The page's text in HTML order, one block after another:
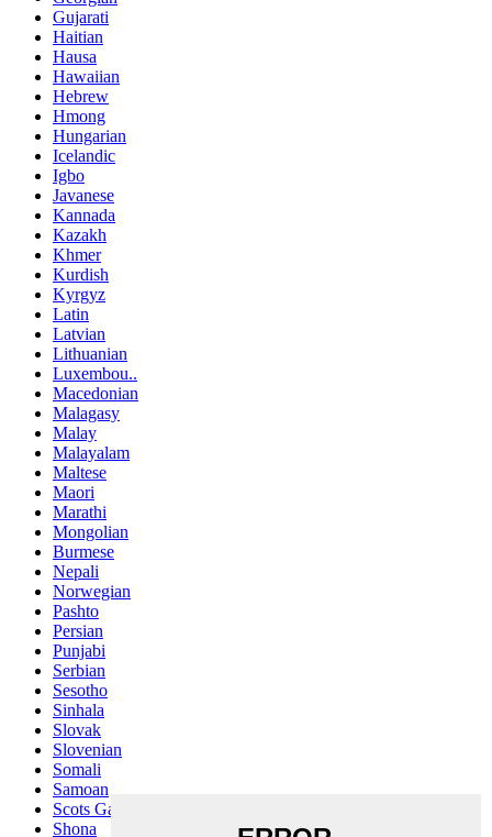
Gujarati
Haitian
Hausa
Hawaiian
Hebrew
Hmong
Hungarian
Icelandic
Igbo
Javanese
Kannada
Kazakh
Khmer
Kurdish
Kyrgyz
Latin
Latvian
Lithuanian
Luxembou..
Macedonian
Malagasy
Malay
Malayalam
Maltese
Maori
Marathi
Mongolian
Burmese
Nepali
Norwegian
Pashto
Persian
Punjabi
Serbian
Sesotho
Sinhala
Slovak
Slovenian
Somali
Samoan
Scots Gaelic
Shona